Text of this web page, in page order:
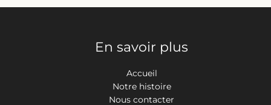
En savoir plus
Accueil
Notre histoire
Nous contacter